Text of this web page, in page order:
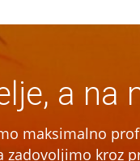
a
maksimalno
kroz